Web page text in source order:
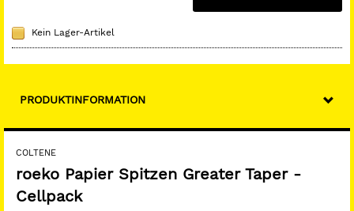
Kein Lager-Artikel
PRODUKTINFORMATION
COLTENE
roeko Papier Spitzen Greater Taper -
Cellpack